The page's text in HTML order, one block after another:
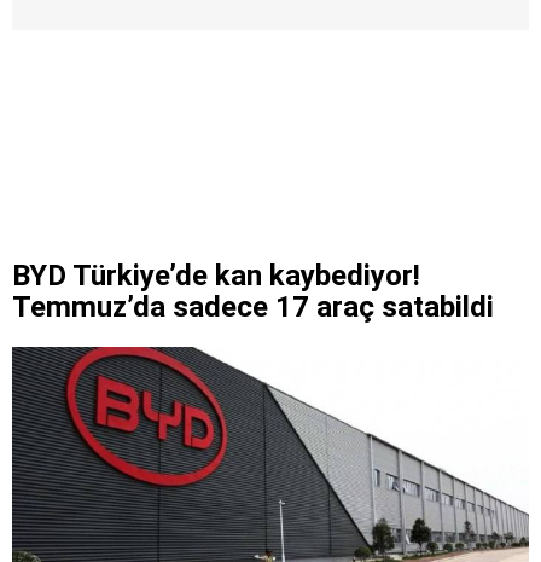
BYD Türkiye’de kan kaybediyor!
Temmuz’da sadece 17 araç satabildi